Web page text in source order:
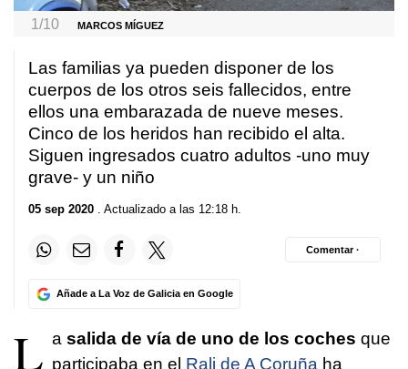
1/10 MARCOS MÍGUEZ
Las familias ya pueden disponer de los
cuerpos de los otros seis fallecidos, entre
ellos una embarazada de nueve meses.
Cinco de los heridos han recibido el alta.
Siguen ingresados cuatro adultos -uno muy
grave- y un niño
05 sep 2020 . Actualizado a las 12:18 h.
Añade a La Voz de Galicia en Google
Comentar ·
L a salida de vía de uno de los coches que
participaba en el Rali de A Coruña ha